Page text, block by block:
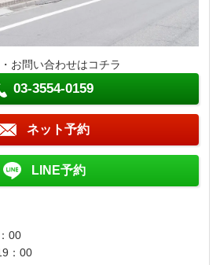
お問い合わせはコチラ
03-3554-0159
ネット予約
LINE予約
00
：00